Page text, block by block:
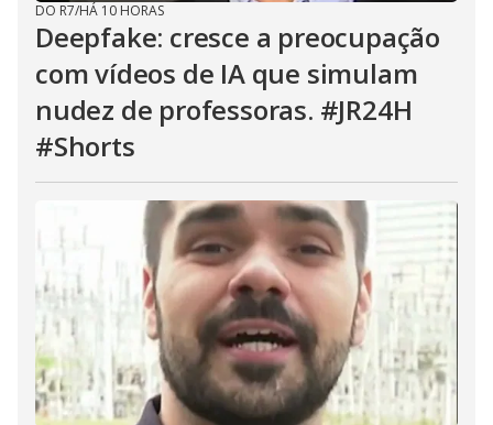
DO R7/HÁ 10 HORAS
Deepfake: cresce a preocupação
com vídeos de IA que simulam
nudez de professoras. #JR24H
#Shorts